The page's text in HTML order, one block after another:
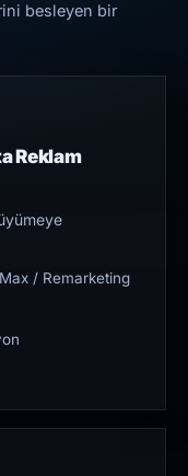
besleyen bir
Reklam
/ Remarketing